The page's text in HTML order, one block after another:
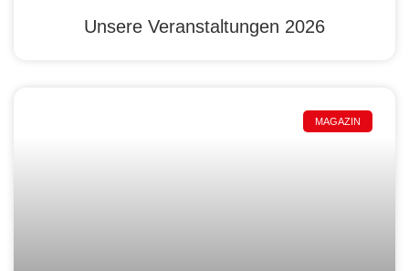
Unsere Veranstaltungen 2026
MAGAZIN